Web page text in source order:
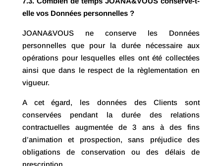
elle vos Données personnelles ?
JOANA&VOUS ne conserve les Données
personnelles que pour la durée nécessaire aux
opérations pour lesquelles elles ont été collectées
ainsi que dans le respect de la règlementation en
vigueur.
A cet égard, les données des Clients sont
conservées pendant la durée des relations
contractuelles augmentée de 3 ans à des fins
d’animation et prospection, sans préjudice des
obligations de conservation ou des délais de
prescription.